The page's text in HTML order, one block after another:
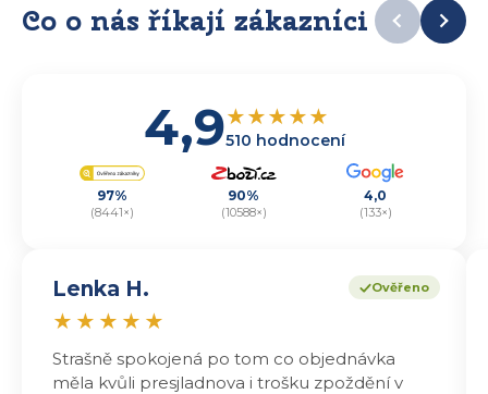
Co o nás říkají zákazníci
4,9★★★★★
510 hodnocení
97%
(8441×)
90%
(10588×)
4,0
(133×)
Ověřeno
Lenka H.
★ ★ ★ ★ ★
Strašně spokojená po tom co objednávka
měla kvůli presjladnova i trošku zpoždění v